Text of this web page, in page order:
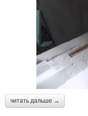
читать дальше →